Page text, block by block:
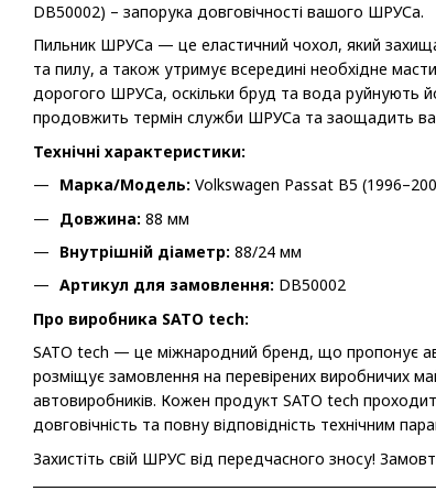
DB50002) – запорука довговічності вашого ШРУСа.
Пильник ШРУСа — це еластичний чохол, який
та пилу, а також утримує всередині необхідне
дорогого ШРУСа, оскільки бруд та вода руйнують
продовжить термін служби ШРУСа та заощадить
Технічні характеристики:
Марка/Модель: Volkswagen Passat B5
Довжина: 88 мм
Внутрішній діаметр: 88/24 мм
Артикул для замовлення: DB50002
Про виробника SATO tech:
SATO tech — це міжнародний бренд, що пропонує
розміщує замовлення на перевірених виробничих
автовиробників. Кожен продукт SATO tech
довговічність та повну відповідність технічним
Захистіть свій ШРУС від передчасного зносу!